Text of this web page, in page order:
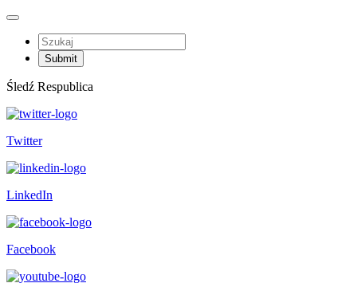
Śledź Respublica
Twitter
LinkedIn
Facebook